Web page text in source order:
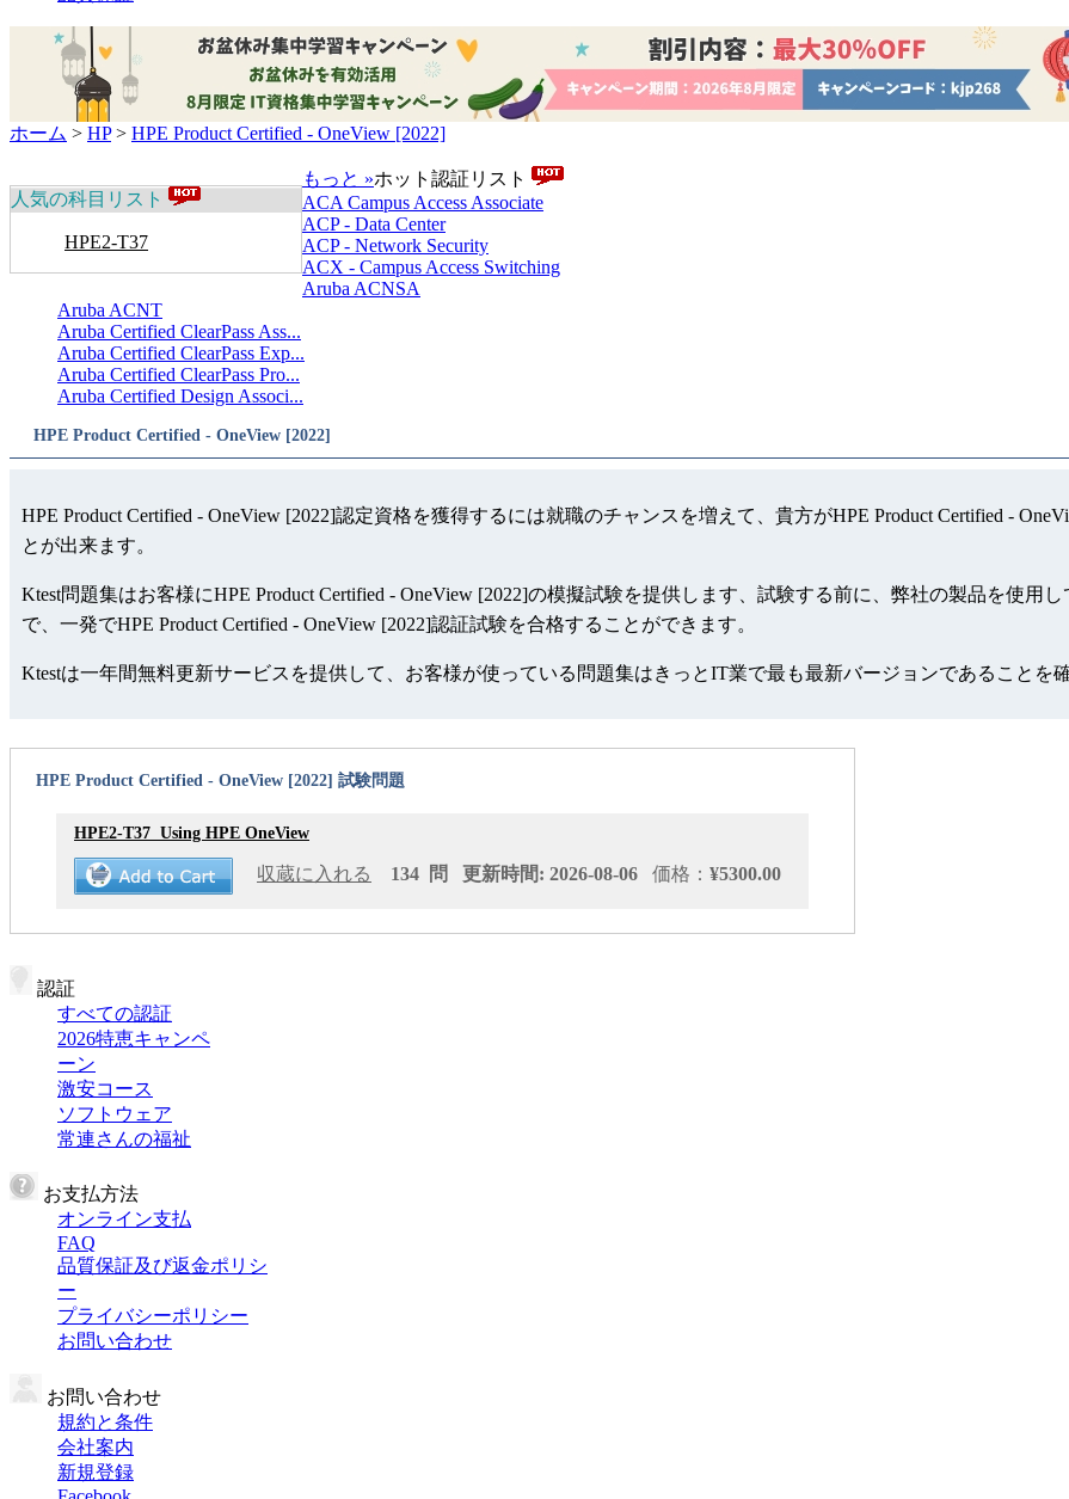
ホーム > HP> HPE Product Certified - OneView [2022]
人気の科目リスト
HPE2-T37
もっと »ホット認証リスト
ACA Campus Access Associate
ACP - Data Center
ACP - Network Security
ACX - Campus Access Switching
Aruba ACNSA
Aruba ACNT
Aruba Certified ClearPass Ass...
Aruba Certified ClearPass Exp...
Aruba Certified ClearPass Pro...
Aruba Certified Design Associ...
HPE Product Certified - OneView [2022]
HPE Product Certified - OneView [2022]認定資格を獲得するには就職のチャンスを増えて、貴方がHPE Product Certified -
とが出来ます。
Ktest問題集はお客様にHPE Product Certified - OneView [2022]の模擬試験を提供します、試験する前に、弊社の製品を使
で、一発でHPE Product Certified - OneView [2022]認証試験を合格することができます。
Ktestは一年間無料更新サービスを提供して、お客様が使っている問題集はきっとIT業で最も最新バージョンであることを確
HPE Product Certified - OneView [2022] 試験問題
HPE2-T37 Using HPE OneView
収蔵に入れる 134 問 更新時間: 2026-08-06 価格： ¥5300.00
認証
すべての認証
2026特恵キャンペ
ーン
激安コース
ソフトウェア
常連さんの福祉
お支払方法
オンライン支払
FAQ
品質保証及び返金ポリシ
ー
プライバシーポリシー
お問い合わせ
お問い合わせ
規約と条件
会社案内
新規登録